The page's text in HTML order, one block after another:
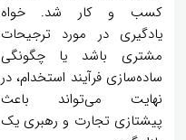
کسب و کار شد. خواه
یادگیری در مورد ترجیحات
مشتری باشد یا چگونگی
ساده‌سازی فرآیند استخدام، در
نهایت می‌تواند باعث
پیشتازی تجارت و رهبری یک